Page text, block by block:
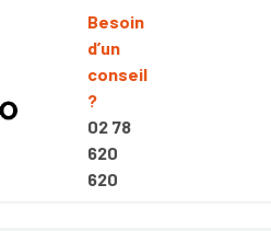
Besoin
d’un
conseil
?
02 78
620
620